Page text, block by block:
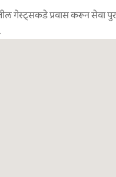
गेस्ट्सकडे प्रवास करून सेवा